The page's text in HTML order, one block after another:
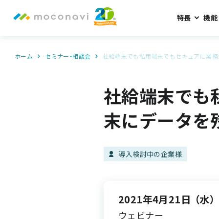
特長 機能
ホーム セミナー・相談会 社給端末でも私用端末でもセキュアに業
社給端末でも
末にデータを
導入検討中の企業様
2021年4月21日 （水）
ウェビナー